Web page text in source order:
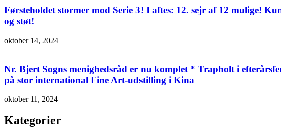
Førsteholdet stormer mod Serie 3! I aftes: 12. sejr af 12 mulige!
og støt!
oktober 14, 2024
Nr. Bjert Sogns menighedsråd er nu komplet * Trapholt i
på stor international Fine Art-udstilling i Kina
oktober 11, 2024
Kategorier